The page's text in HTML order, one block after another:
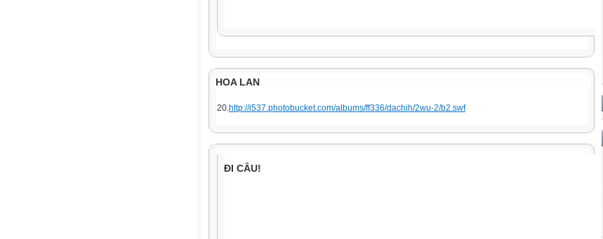
HOA LAN
20.http://i537.photobucket.com/albums/ff336/dachih/2wu-2/b2.swf
ĐI CÂU!